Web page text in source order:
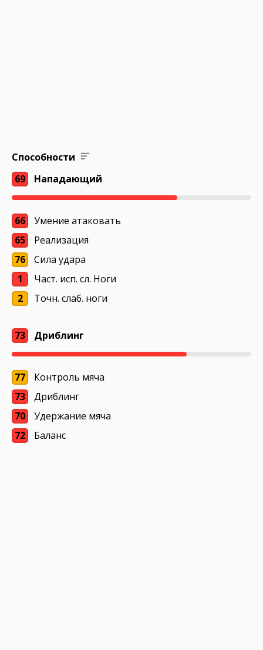
Способности
69
Нападающий
66
Умение атаковать
65
Реализация
76
Сила удара
1
Част. исп. сл. Ноги
2
Точн. слаб. ноги
73 Дриблинг
77
Контроль мяча
73
Дриблинг
70
Удержание мяча
72
Баланс